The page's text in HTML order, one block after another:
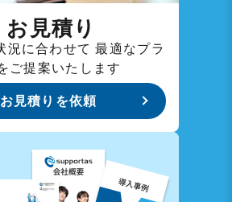
お見積り
況に合わせて 最適なプラ
ご提案いたします
お見積りを依頼